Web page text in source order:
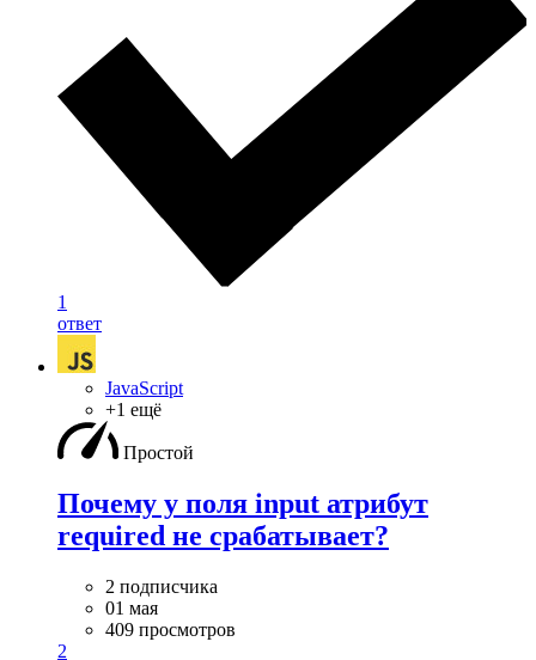
1
ответ
JavaScript
+1 ещё
Простой
Почему у поля input атрибут
required не срабатывает?
2 подписчика
01 мая
409 просмотров
2